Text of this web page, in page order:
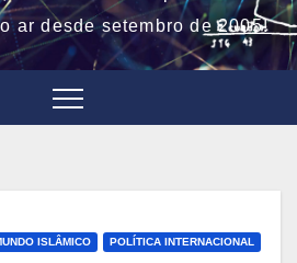
ar desde setembro de 2005!
ISLÂMICO POLÍTICA INTERNACIONAL